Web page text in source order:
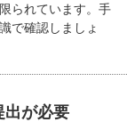
られています。手
で確認しましょ
出が必要